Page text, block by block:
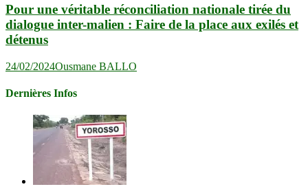
Pour une véritable réconciliation nationale tirée du
dialogue inter-malien : Faire de la place aux exilés et
détenus
24/02/2024Ousmane BALLO
Dernières Infos